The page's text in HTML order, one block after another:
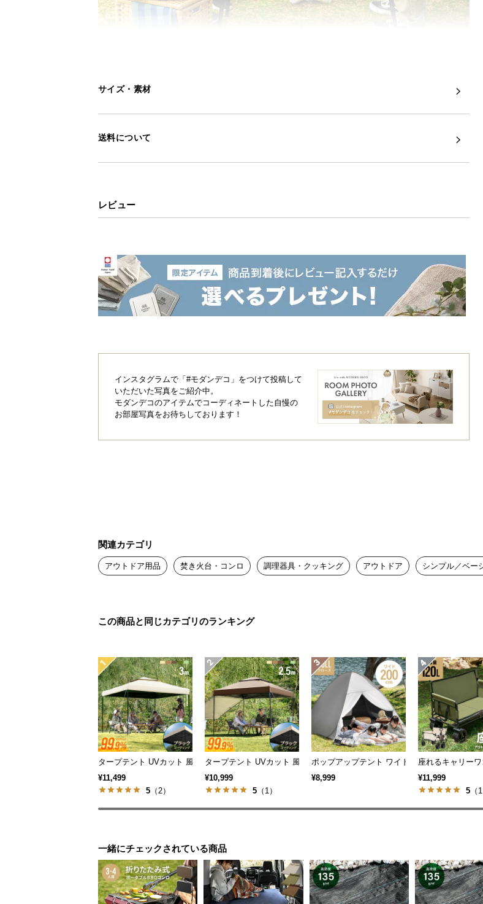
サイズ・素材
送料について
レビュー
インスタグラムで「#モダンデコ」をつけて投稿して
いただいた写真をご紹介中。
モダンデコのアイテムでコーディネートした自慢の
お部屋写真をお待ちしております！
関連カテゴリ
アウトドア用品 焚き火台・コンロ 調理器具・クッキング アウトドア シンプル／ベー
この商品と同じカテゴリのランキング
タープテント UVカット 風に強い 防水 新開発のブラックコーティングタイプ 3m
¥11,499
5 （2）
タープテント UVカット 風に強い 防水 新開発のブラックコーティングタイプ
¥10,999
5 （1）
ポップアップテント ワイドサイズ 2m
¥8,999
座れるキャリー
¥11,999
5 （1
一緒にチェックされている商品